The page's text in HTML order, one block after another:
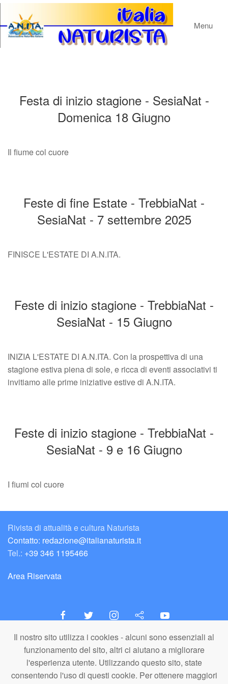
Il nostro sito utilizza i cookies - alcuni sono essenziali al
funzionamento del sito, altri ci aiutano a migliorare
l'esperienza utente. Utilizzando questo sito, state
consentendo l'uso di questi cookie. Per ottenere maggiori
Menu
Festa di inizio stagione - SesiaNat -
Domenica 18 Giugno
Il fiume col cuore
Feste di fine Estate - TrebbiaNat -
SesiaNat - 7 settembre 2025
FINISCE L'ESTATE DI A.N.ITA.
Feste di inizio stagione - TrebbiaNat -
SesiaNat - 15 Giugno
INIZIA L'ESTATE DI A.N.ITA. Con la prospettiva di una
stagione estiva piena di sole, e ricca di eventi associativi ti
invitiamo alle prime iniziative estive di A.N.ITA.
Feste di inizio stagione - TrebbiaNat -
SesiaNat - 9 e 16 Giugno
I fiumi col cuore
Rivista di attualità e cultura Naturista
Contatto: redazione@italianaturista.it
Tel.: +39 346 1195466
Area Riservata
italiaNATURISTA
Editore e Redazione
A.N.ITA. Associazione Naturista Italiana (APS)
C.F. 80203710159